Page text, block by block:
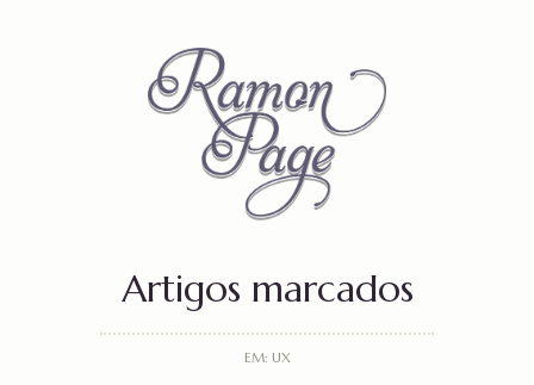
Artigos marcados
EM: UX